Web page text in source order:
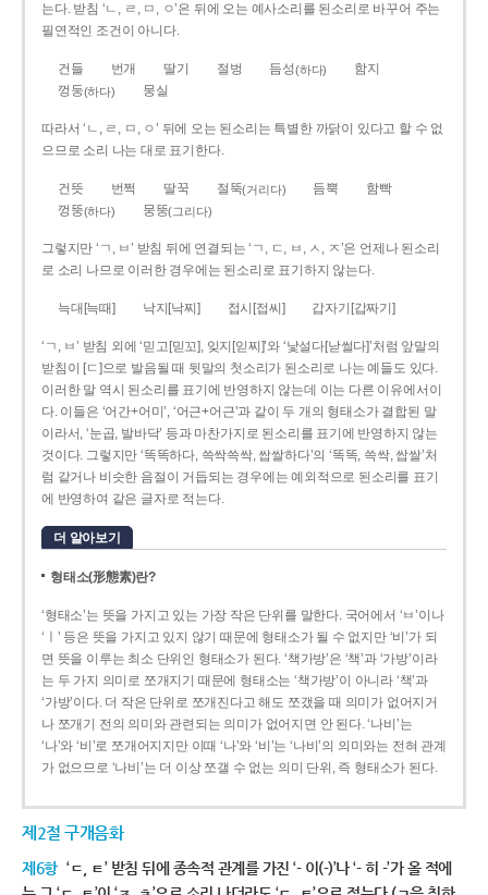
는다. 받침 ‘ㄴ, ㄹ, ㅁ, ㅇ’은 뒤에 오는 예사소리를 된소리로 바꾸어 주는
필연적인 조건이 아니다.
건들 번개 딸기 절벙 듬성(하다)
함지
껑둥(하다) 뭉실
따라서 ‘ㄴ, ㄹ, ㅁ, ㅇ’ 뒤에 오는 된소리는 특별한 까닭이 있다고 할 수 없
으므로 소리 나는 대로 표기한다.
건뜻 번쩍 딸꾹 절뚝(거리다) 듬뿍
함빡
껑뚱(하다) 뭉뚱(그리다)
그렇지만 ‘ㄱ, ㅂ’ 받침 뒤에 연결되는 ‘ㄱ, ㄷ, ㅂ, ㅅ, ㅈ’은 언제나 된소리
로 소리 나므로 이러한 경우에는 된소리로 표기하지 않는다.
늑대[늑때] 낙지[낙찌] 접시[접씨] 갑자기[갑짜기]
‘ㄱ, ㅂ’ 받침 외에 ‘믿고[믿꼬], 잊지[읻찌]’와 ‘낯설다[낟썰다]’처럼 앞말의
받침이 [ㄷ]으로 발음될 때 뒷말의 첫소리가 된소리로 나는 예들도 있다.
이러한 말 역시 된소리를 표기에 반영하지 않는데 이는 다른 이유에서이
다. 이들은 ‘어간+어미’, ‘어근+어근’과 같이 두 개의 형태소가 결합된 말
이라서, ‘눈곱, 발바닥’ 등과 마찬가지로 된소리를 표기에 반영하지 않는
것이다. 그렇지만 ‘똑똑하다, 쓱싹쓱싹, 쌉쌀하다’의 ‘똑똑, 쓱싹, 쌉쌀’처
럼 같거나 비슷한 음절이 거듭되는 경우에는 예외적으로 된소리를 표기
에 반영하여 같은 글자로 적는다.
더 알아보기
형태소(形態素)란?
‘형태소’는 뜻을 가지고 있는 가장 작은 단위를 말한다. 국어에서 ‘ㅂ’이나
‘ㅣ’ 등은 뜻을 가지고 있지 않기 때문에 형태소가 될 수 없지만 ‘비’가 되
면 뜻을 이루는 최소 단위인 형태소가 된다. ‘책가방’은 ‘책’과 ‘가방’이라
는 두 가지 의미로 쪼개지기 때문에 형태소는 ‘책가방’이 아니라 ‘책’과
‘가방’이다. 더 작은 단위로 쪼개진다고 해도 쪼갰을 때 의미가 없어지거
나 쪼개기 전의 의미와 관련되는 의미가 없어지면 안 된다. ‘나비’는
‘나’와 ‘비’로 쪼개어지지만 이때 ‘나’와 ‘비’는 ‘나비’의 의미와는 전혀 관계
가 없으므로 ‘나비’는 더 이상 쪼갤 수 없는 의미 단위, 즉 형태소가 된다.
제2절 구개음화
제6항 ‘ㄷ, ㅌ’ 받침 뒤에 종속적 관계를 가진 ‘- 이(-)’나 ‘- 히 -’가 올 적에